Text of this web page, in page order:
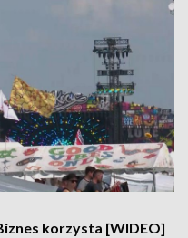
korzysta [WIDEO]